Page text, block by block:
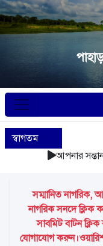
স্বাগতম
আপনার সন্তানকে
সম্মানিত নাগরিক,
নাগরিক সনদে ক্লিক
সাবমিট বাটন ক্লিক
যোগাযোগ